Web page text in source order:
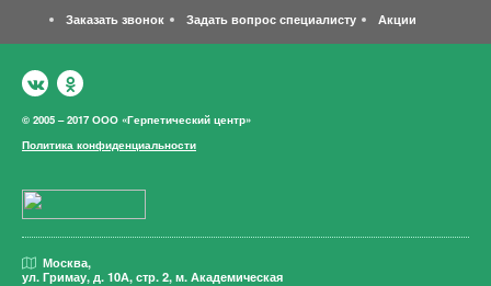
Заказать звонок
Задать вопрос специалисту Акции
© 2005 – 2017 ООО «Герпетический центр»
Политика конфиденциальности
Москва,
ул. Гримау, д. 10А, стр. 2, м. Академическая